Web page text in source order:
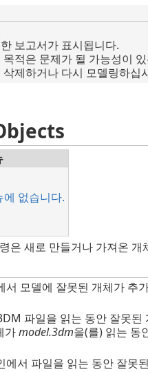
보고서가 표시됩니다.
적은 문제가 될 가능성이
제하거나 다시 모델링하십
에 없습니다.
은 새로 만들거나 가져온
서 모델에 잘못된 개체가 추
파일을 읽는 동안 잘못된
가model.3dm을(를) 읽는 동
에서 파일을 읽는 동안 잘못